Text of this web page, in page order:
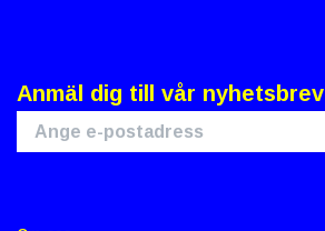
Anmäl dig till vår nyhetsbrev